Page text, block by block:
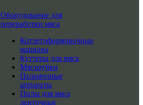
Оборудование для
переработки мяса
Котлетоформовочные
машины
Куттеры для мяса
Мясорубки
Пельменные
аппараты
Пилы для мяса
ленточные